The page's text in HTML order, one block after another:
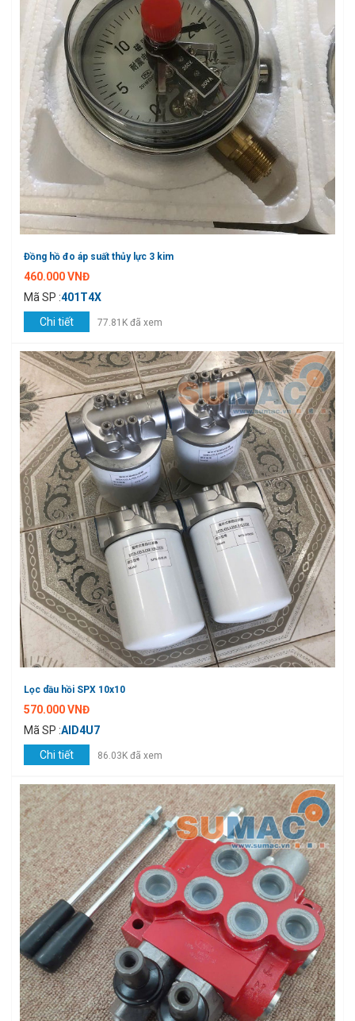
Đồng hồ đo áp suất thủy lực 3 kim
460.000 VNĐ
Mã SP :401T4X
Chi tiết
77.81K đã xem
Lọc dầu hồi SPX 10x10
570.000 VNĐ
Mã SP :AID4U7
Chi tiết
86.03K đã xem